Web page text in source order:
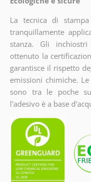
La tecnica di
tranquillamente
stanza. Gli
ottenuto la
garantisce il rispetto
emissioni chimiche.
sono tra le poche
l'adesivo è a base